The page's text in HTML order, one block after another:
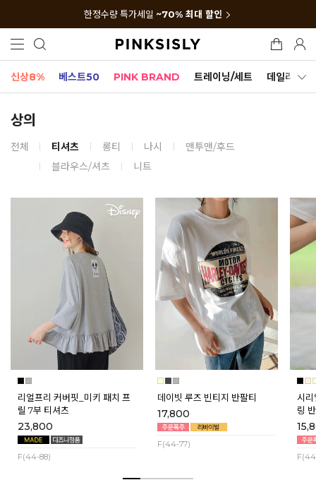
한정수량 특가세일 ~70% 최대 할인
신상8% 베스트50 PINK BRAND 트레이닝/세트 데일리세트
상의
전체 티셔츠 롱티 나시
맨투맨/후드
블라우스/셔츠
니트
리얼프리 커버핏_미키 패치 프
릴 7부 티셔츠
23,800
F(44-88)
데이빗 루즈 빈티지 반팔티
17,800
F(44-77)
시리
링
매]